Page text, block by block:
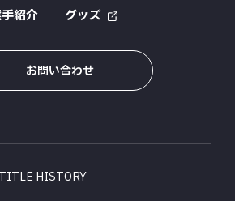
紹介 グッズ
お問い合わせ
TITLE HISTORY